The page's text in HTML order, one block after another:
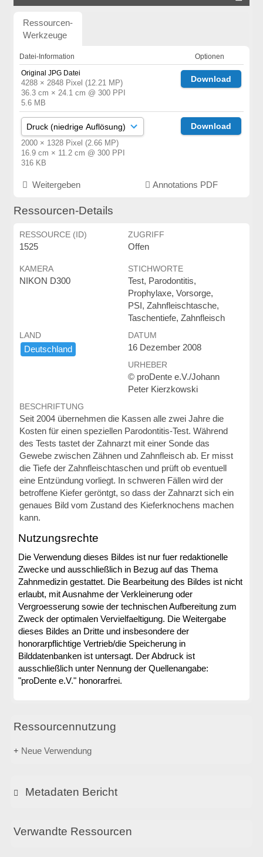
Ressourcen-
Werkzeuge
Datei-Information
Optionen
Original JPG Datei
4288 × 2848 Pixel (12.21 MP)
36.3 cm × 24.1 cm @ 300 PPI
5.6 MB
Download
2000 × 1328 Pixel (2.66 MP)
16.9 cm × 11.2 cm @ 300 PPI
316 KB
Download
Weitergeben Annotations PDF
Ressourcen-Details
RESSOURCE (ID)
1525
ZUGRIFF
Offen
KAMERA
NIKON D300
STICHWORTE
Test, Parodontitis,
Prophylaxe, Vorsorge,
PSI, Zahnfleischtasche,
Taschentiefe, Zahnfleisch
LAND
Deutschland
DATUM
16 Dezember 2008
URHEBER
© proDente e.V./Johann
Peter Kierzkowski
BESCHRIFTUNG
Seit 2004 übernehmen die Kassen alle zwei Jahre die
Kosten für einen speziellen Parodontitis-Test. Während
des Tests tastet der Zahnarzt mit einer Sonde das
Gewebe zwischen Zähnen und Zahnfleisch ab. Er misst
die Tiefe der Zahnfleischtaschen und prüft ob eventuell
eine Entzündung vorliegt. In schweren Fällen wird der
betroffene Kiefer geröntgt, so dass der Zahnarzt sich ein
genaues Bild vom Zustand des Kieferknochens machen
kann.
Nutzungsrechte
Die Verwendung dieses Bildes ist nur fuer redaktionelle
Zwecke und ausschließlich in Bezug auf das Thema
Zahnmedizin gestattet. Die Bearbeitung des Bildes ist nicht
erlaubt, mit Ausnahme der Verkleinerung oder
Vergroesserung sowie der technischen Aufbereitung zum
Zweck der optimalen Vervielfaeltigung. Die Weitergabe
dieses Bildes an Dritte und insbesondere der
honorarpflichtige Vertrieb/die Speicherung in
Bilddatenbanken ist untersagt. Der Abdruck ist
ausschließlich unter Nennung der Quellenangabe:
"proDente e.V." honorarfrei.
Ressourcennutzung
Neue Verwendung
Metadaten Bericht
Verwandte Ressourcen